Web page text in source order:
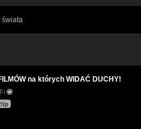
świata
na których WIDAĆ DUCHY!